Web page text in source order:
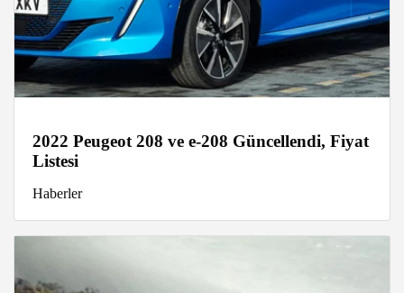
2022 Peugeot 208 ve e-208 Güncellendi, Fiyat
Listesi
Haberler